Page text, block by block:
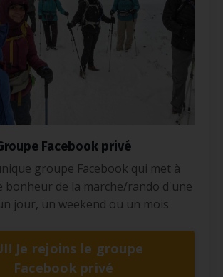
Facebook privé
groupe Facebook qui met à
bonheur de la marche/rando d'une
jour, un weekend ou un mois
Je rejoins le groupe
Facebook privé